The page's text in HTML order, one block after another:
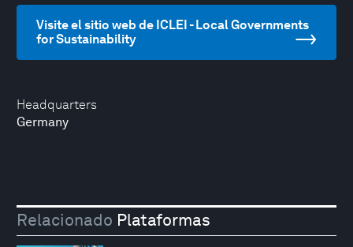
Headquarters
Germany
Visite el sitio web de ICLEI - Local Governments
for Sustainability
Relacionado Plataformas